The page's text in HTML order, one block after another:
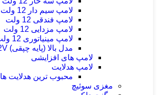
لامپ سیم دار 12 ولت
لامپ فندقی 12 ولت
لامپ مزدایی 12 ولت
لامپ مینیاتوری 12 ولت
مدل بالا (پایه چپقی) 12V
لامپ های افزایشی
لامپ هدلایت
محبوب ترین هدلایت ها
مغزی سوئیچ